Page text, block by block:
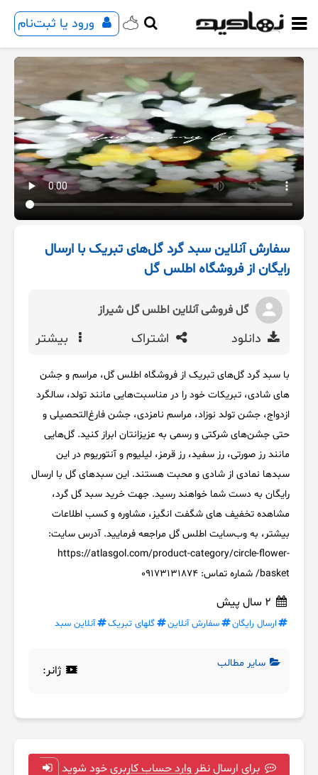
ورود یا ثبت‌نام
سفارش آنلاین سبد گرد گل‌های تبریک با ارسال
رایگان از فروشگاه اطلس گل
گل فروشی آنلاین اطلس گل شیراز
دانلود اشتراک بیشتر
با سبد گرد گل‌های تبریک از فروشگاه اطلس گل، مراسم و جشن
های شادی، تبریکات خود را در مناسبت‌هایی مانند تولد، سالگرد
ازدواج، جشن تولد نوزاد، مراسم نامزدی، جشن فارغ‌التحصیلی و
حتی جشن‌های شرکتی و رسمی به عزیزانتان ابراز کنید. گل‌هایی
مانند رز صورتی، رز سفید، رز قرمز، لیلیوم و آنتوریوم در این
سبدها نمادی از شادی و محبت هستند. این سبدهای گل با ارسال
رایگان به دست شما خواهند رسید. جهت خرید سبد گل گرد،
مشاهده تخفیف های شگفت انگیز، مشاوره و کسب اطلاعات
بیشتر، به وب‌سایت اطلس گل مراجعه فرمایید. آدرس سایت:
https://atlasgol.com/product-category/circle-flower-
basket/ شماره تماس: 09173131874
ارسال رایگان سفارش آنلاین گلهای تبریک آنلاین سبد
سایر مطالب ژانر:
برای ارسال نظر وارد حساب کاربری خود شوید